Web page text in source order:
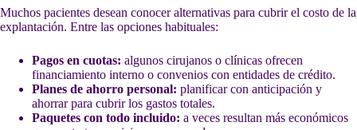
Muchos pacientes desean conocer alternativas para cubrir el costo de la
explantación. Entre las opciones habituales:
Pagos en cuotas: algunos cirujanos o clínicas ofrecen
financiamiento interno o convenios con entidades de crédito.
Planes de ahorro personal: planificar con anticipación y
ahorrar para cubrir los gastos totales.
Paquetes con todo incluido: a veces resultan más económicos